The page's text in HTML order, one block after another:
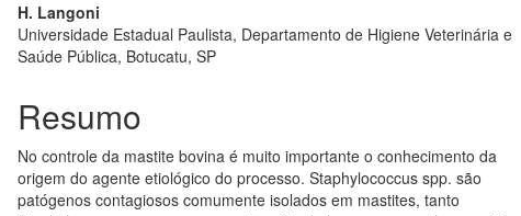
H. Langoni
Universidade Estadual Paulista, Departamento de Higiene Veterinária e
Saúde Pública, Botucatu, SP
Resumo
No controle da mastite bovina é muito importante o conhecimento da
origem do agente etiológico do processo. Staphylococcus spp. são
patógenos contagiosos comumente isolados em mastites, tanto